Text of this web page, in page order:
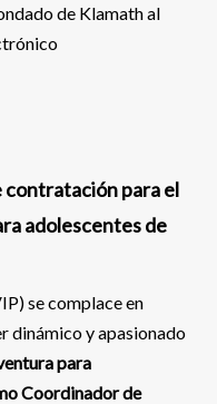
de Klamath al
contratación para el
adolescentes de
se complace en
dinámico y apasionado
para
Coordinador de